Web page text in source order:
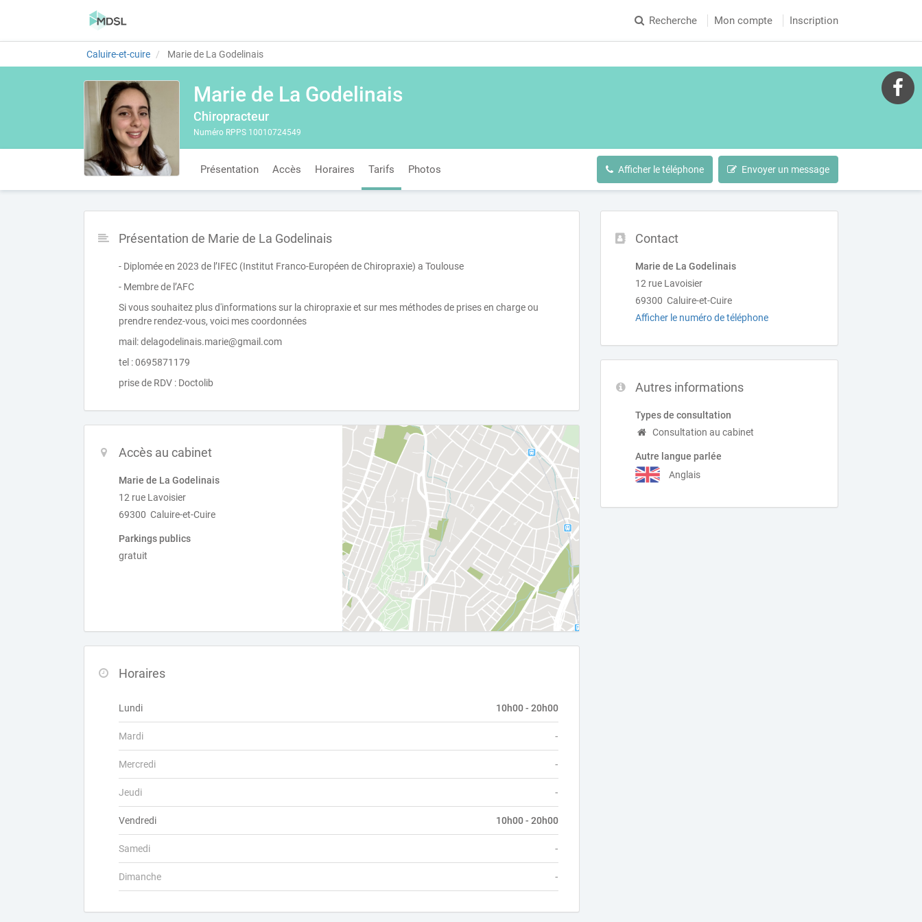
Recherche Mon compte Inscription
Caluire-et-cuire Marie de La Godelinais
Marie de La Godelinais
Chiropracteur
Numéro RPPS 10010724549
Présentation Accès Horaires Tarifs Photos Afficher le téléphone Envoyer un message
Contact
Marie de La Godelinais
12 rue Lavoisier
69300 Caluire-et-Cuire
Afficher le numéro de téléphone
Autres informations
Types de consultation
Consultation au cabinet
Autre langue parlée
Anglais
Présentation de Marie de La Godelinais
- Diplomée en 2023 de l’IFEC (Institut Franco-Européen de Chiropraxie) a Toulouse
- Membre de l’AFC
Si vous souhaitez plus d'informations sur la chiropraxie et sur mes méthodes de prises en charge ou
prendre rendez-vous, voici mes coordonnées
mail: delagodelinais.marie@gmail.com
tel : 0695871179
prise de RDV : Doctolib
Accès au cabinet
Marie de La Godelinais
12 rue Lavoisier
69300 Caluire-et-Cuire
Parkings publics
gratuit
Horaires
Lundi 10h00 - 20h00
Mardi -
Mercredi -
Jeudi -
Vendredi 10h00 - 20h00
Samedi -
Dimanche -